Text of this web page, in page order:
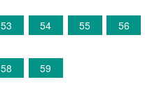
53 54 55 56
58 59